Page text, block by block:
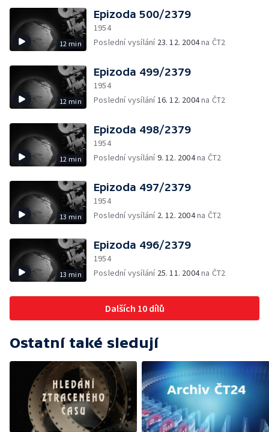
12 min
Epizoda 500/2379
1954
Poslední vysílání 23. 12. 2004na ČT2
12 min
Epizoda 499/2379
1954
Poslední vysílání16. 12. 2004na ČT2
12 min
Epizoda 498/2379
1954
Poslední vysílání9. 12. 2004na ČT2
13 min
Epizoda 497/2379
1954
Poslední vysílání 2. 12. 2004na ČT2
13 min
Epizoda 496/2379
1954
Poslední vysílání 25. 11. 2004na ČT2
Dalších 10 dílů
Ostatní také sledují